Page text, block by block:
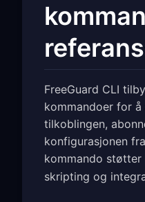
FreeGuard CLI
kommandoer for
tilkoblingen,
konfigurasjonen
kommando støtter
skripting og